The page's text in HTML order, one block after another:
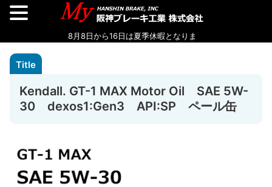
Kendall. GT-1 MAX Motor Oil SAE 5W-
30 dexos1:Gen3 API:SP ペール缶